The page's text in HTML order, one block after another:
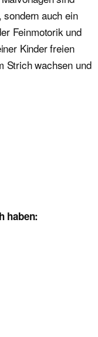
auch ein
Feinmotorik und
Kinder freien
Strich wachsen und
haben: